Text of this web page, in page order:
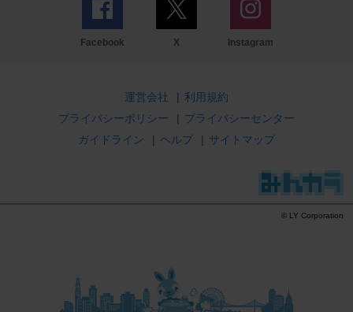
Facebook X Instagram
運営会社 | 利用規約
プライバシーポリシー
| プライバシーセンター
ガイドライン
| ヘルプ | サイトマップ
© LY Corporation